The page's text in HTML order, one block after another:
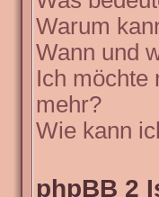
Warum
Wann und
Ich möchte
mehr?
Wie kann
phpBB 2